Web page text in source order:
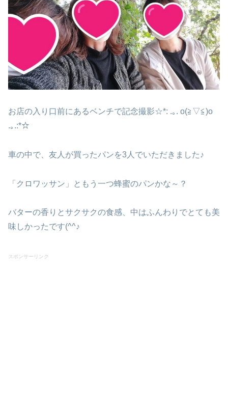
お店の入り口前にあるベンチで記念撮影☆*: .｡. o(≧▽≦)o
.｡.:*☆
車の中で、友人が買ったパンを3人でいただきました♪
「クロワッサン」ともう一つ蜂蜜のパンかな～？
バターの香りとサクサクの食感、中はふんわりでとても美
味しかったです(^^♪
スポンサーリンク